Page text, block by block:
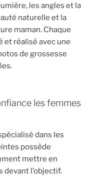
les angles et la
naturelle et la
maman. Chaque
et réalisé avec une
de grossesse
les femmes
dans les
possède
mettre en
l’objectif.